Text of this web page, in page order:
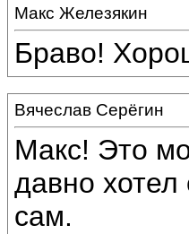
Макс Железякин
Браво!
Вячеслав Серёгин
Макс! Это
давно хотел
сам.